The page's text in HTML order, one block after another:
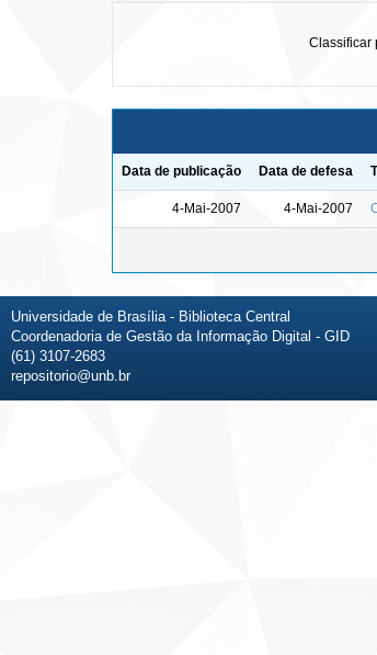
Classificar
Data de publicação Data de defesa
4-Mai-2007 4-Mai-2007
Universidade de Brasília - Biblioteca Central
Coordenadoria de Gestão da Informação Digital - GID
(61) 3107-2683
repositorio@unb.br